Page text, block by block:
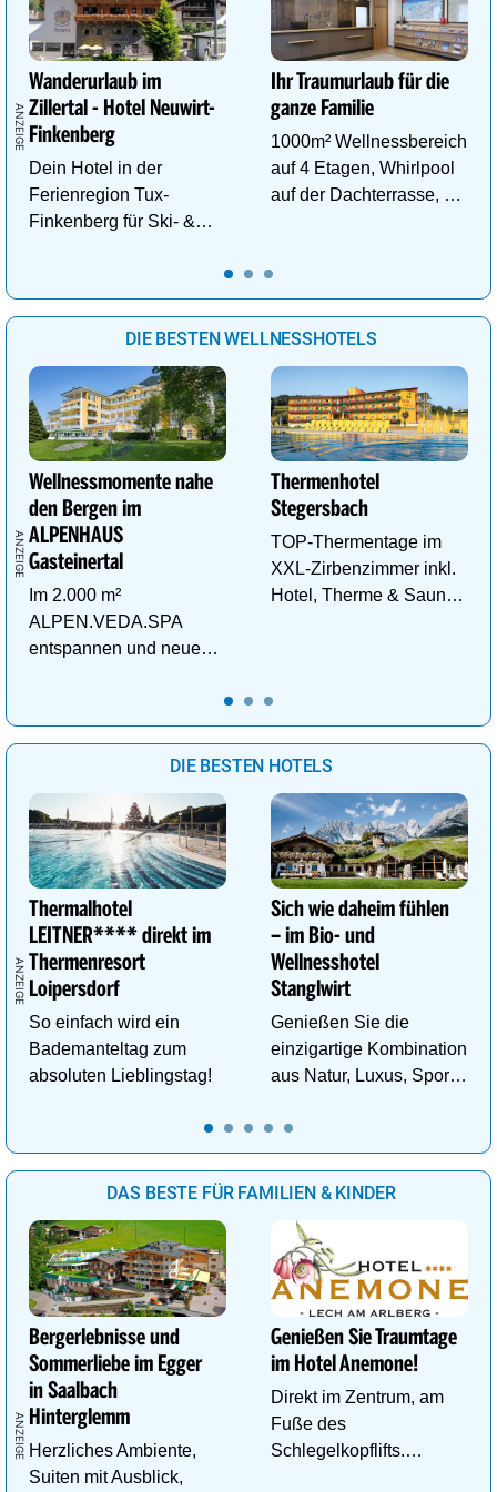
Wanderurlaub im
Zillertal - Hotel Neuwirt-
Finkenberg
Dein Hotel in der
Ferienregion Tux-
Finkenberg für Ski- &
Ihr Traumurlaub für die
ganze Familie
1000m² Wellnessbereich
auf 4 Etagen, Whirlpool
auf der Dachterrasse, 4
DIE BESTEN WELLNESSHOTELS
Wellnessmomente nahe
den Bergen im
ALPENHAUS
Gasteinertal
Im 2.000 m²
ALPEN.VEDA.SPA
entspannen und neue
Thermenhotel
Stegersbach
TOP-Thermentage im
XXL-Zirbenzimmer inkl.
Hotel, Therme & Sauna
DIE BESTEN HOTELS
Thermalhotel
LEITNER**** direkt im
Thermenresort
Loipersdorf
So einfach wird ein
Bademanteltag zum
absoluten Lieblingstag!
Sich wie daheim fühlen
– im Bio- und
Wellnesshotel
Stanglwirt
Genießen Sie die
einzigartige Kombination
aus Natur, Luxus, Sport,
DAS BESTE FÜR FAMILIEN & KINDER
Bergerlebnisse und
Sommerliebe im Egger
in Saalbach
Hinterglemm
Herzliches Ambiente,
Suiten mit Ausblick,
Genießen Sie Traumtage
im Hotel Anemone!
Direkt im Zentrum, am
Fuße des
Schlegelkopflifts.